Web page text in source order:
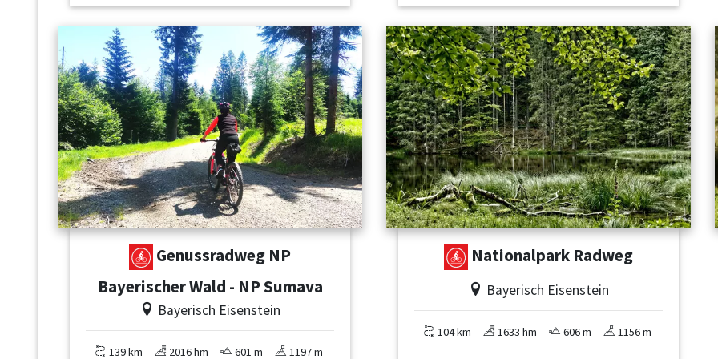
Genussradweg NP
Bayerischer Wald - NP Sumava
Bayerisch Eisenstein
139 km 2016 hm 601 m 1197 m
Nationalpark Radweg
Bayerisch Eisenstein
104 km 1633 hm 606 m 1156 m